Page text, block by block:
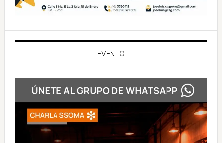
EVENTO